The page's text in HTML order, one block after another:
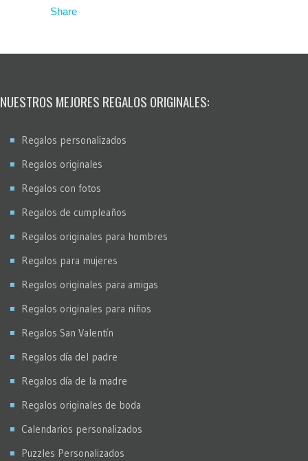
NUESTROS MEJORES REGALOS ORIGINALES:
Regalos personalizados
Regalos originales
Regalos con fotos
Regalos de cumpleaños
Regalos originales para hombres
Regalos para mujeres
Regalos originales para amigas
Regalos originales para niños
Regalos San Valentín
Regalos día del padre
Regalos día de la madre
Regalos originales de boda
Calendarios personalizados
Puzzles Personalizados